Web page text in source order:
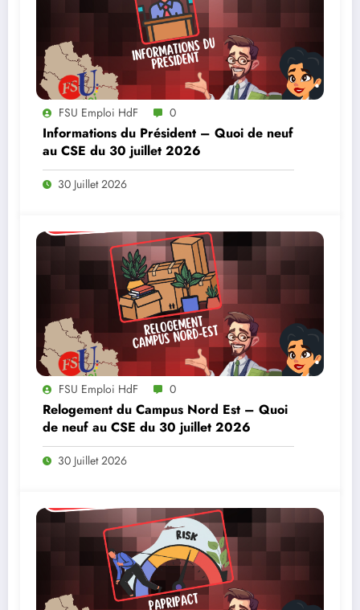
FSU Emploi HdF 0
Informations du Président – Quoi de neuf
au CSE du 30 juillet 2026
30 Juillet 2026
FSU Emploi HdF 0
Relogement du Campus Nord Est – Quoi
de neuf au CSE du 30 juillet 2026
30 Juillet 2026